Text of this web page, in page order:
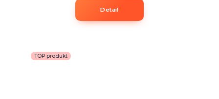
Detail
TOP produkt